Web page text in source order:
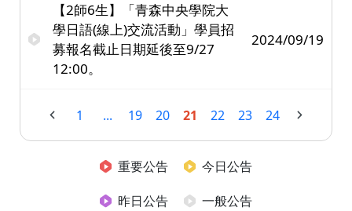
【2師6生】「青森中央學院大
學日語(線上)交流活動」學員招
募報名截止日期延後至9/27
12:00。
2024/09/19
1 ... 19 20 21 22 23 24
重要公告
今日公告
昨日公告
一般公告